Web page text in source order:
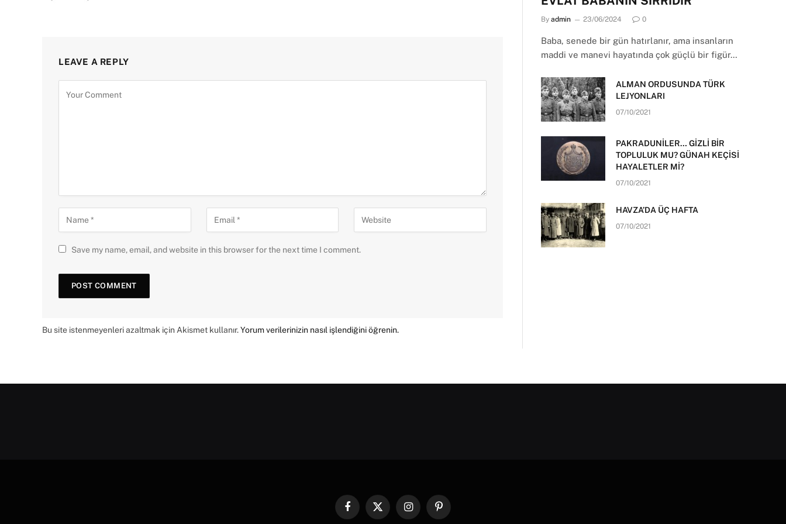
LEAVE A REPLY
Save my name, email, and website in this browser for the next time I comment.
Bu site istenmeyenleri azaltmak için Akismet kullanır.Yorum verilerinizin nasıl işlendiğini öğrenin.
By admin 23/06/2024 0
Baba, senede bir gün hatırlanır, ama insanların
maddi ve manevi hayatında çok güçlü bir figür…
ALMAN ORDUSUNDA TÜRK
LEJYONLARI
07/10/2021
PAKRADUNİLER… GİZLİ BİR
TOPLULUK MU? GÜNAH KEÇİSİ
HAYALETLER Mİ?
07/10/2021
HAVZA’DA ÜÇ HAFTA
07/10/2021
FacebookX
InstagramPinterest